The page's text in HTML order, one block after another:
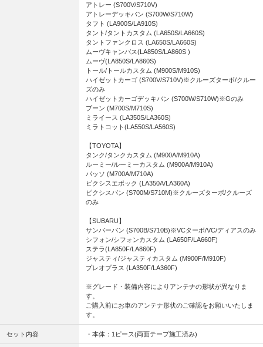
アトレー (S700V/S710V)
アトレーデッキバン (S700W/S710W)
タフト (LA900S/LA910S)
タント/タントカスタム (LA650S/LA660S)
タントファンクロス (LA650S/LA660S)
ムーヴキャンバス(LA850S/LA860S )
ムーヴ(LA850S/LA860S)
トール/トールカスタム (M900S/M910S)
ハイゼットカーゴ (S700V/S710V)※クルーズターボ/クルー
ズのみ
ハイゼットカーゴデッキバン (S700W/S710W)※Gのみ
ブーン (M700S/M710S)
ミライース (LA350S/LA360S)
ミラトコット(LA550S/LA560S)
【TOYOTA】
タンク/タンクカスタム (M900A/M910A)
ルーミー/ルーミーカスタム (M900A/M910A)
パッソ (M700A/M710A)
ピクシスエポック (LA350A/LA360A)
ピクシスバン (S700M/S710M)※クルーズターボ/クルーズ
のみ
【SUBARU】
サンバーバン (S700B/S710B)※VCターボ/VC/ディアスのみ
シフォン/シフォンカスタム (LA650F/LA660F)
ステラ(LA850F/LA860F)
ジャスティ/ジャスティカスタム (M900F/M910F)
プレオプラス (LA350F/LA360F)
※グレード・装備内容によりアンテナの形状が異なりま
す。
ご購入前にお車のアンテナ形状のご確認をお願いいたしま
す。
セット内容 ・本体：1ピース(両面テープ施工済み)